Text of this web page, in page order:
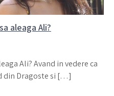
aleaga Ali?
Ali? Avand in vedere ca
din Dragoste si […]